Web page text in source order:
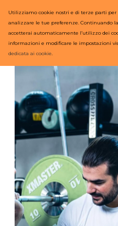
Utilizziamo cookie nostri e di terze parti
analizzare le tue preferenze. Continuando
accetterai automaticamente l’utilizzo dei
informazioni e modificare le impostazioni
dedicata ai cookie.